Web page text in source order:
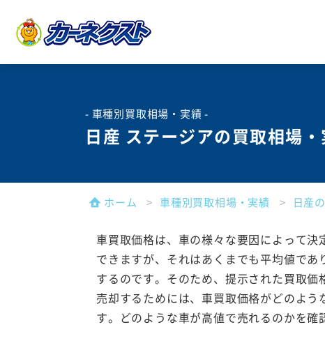
- 車種別買取相場・実績 -
日産 ステージアの買取相場
ホーム 車種別買取相場・実績 日産
車買取価格は、車の様々な要因によって
できますが、それはあくまでも平均値で
するのです。そのため、提示された買取
売却するためには、車買取価格がどのよ
す。どのような車が高値で売れるのかを確